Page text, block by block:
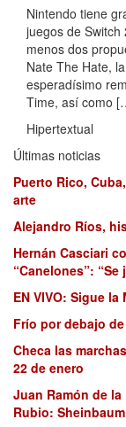
Nintendo tiene
juegos de
menos dos
Nate The Hate,
esperadísimo
Time, así como
Hipertextual
Últimas noticias
Puerto Rico,
arte
Alejandro Ríos,
Hernán Casciari
“Canelones”:
EN VIVO: Sigue
Frío por debajo
Checa las
22 de enero
Juan Ramón de
Rubio: Sheinbaum